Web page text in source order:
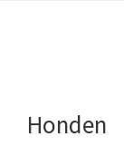
Honden